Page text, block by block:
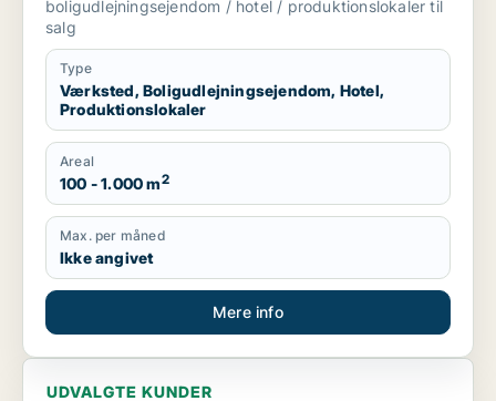
boligudlejningsejendom / hotel / produktionslokaler til
salg
Type
Værksted, Boligudlejningsejendom, Hotel,
Produktionslokaler
Areal
100 - 1.000 m2
Max. per måned
Ikke angivet
Mere info
UDVALGTE KUNDER